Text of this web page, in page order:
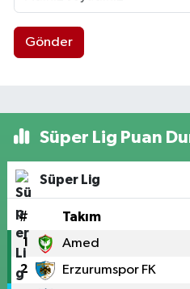
Gönder
Süper Lig Puan
Süper Lig
# Takım
1 Amed
2 Erzurumspor FK